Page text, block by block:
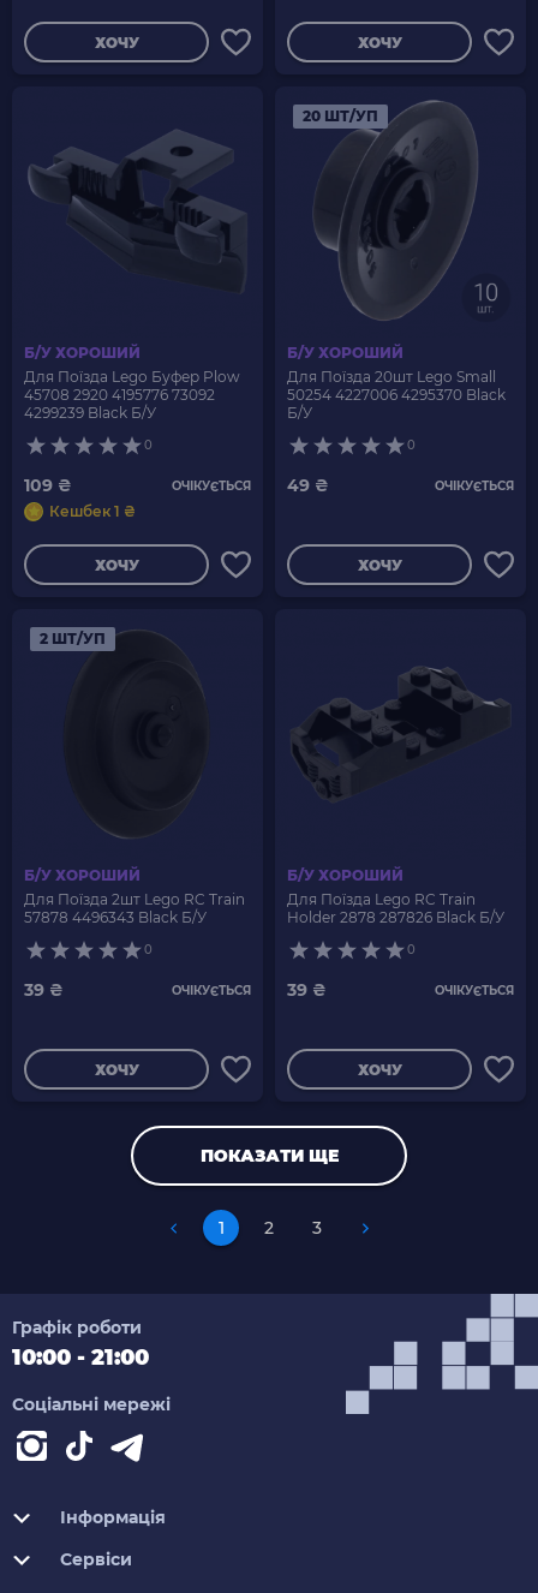
ХОЧУ ХОЧУ
Б/У ХОРОШИЙ
Для Поїзда Lego Буфер Plow
45708 2920 4195776 73092
4299239 Black Б/У
0
109 ₴ ОЧІКУЄТЬСЯ
Кешбек 1 ₴
ХОЧУ
20 ШТ/УП
Б/У ХОРОШИЙ
Для Поїзда 20шт Lego Small
50254 4227006 4295370 Black
Б/У
0
49 ₴ ОЧІКУЄТЬСЯ
ХОЧУ
2 ШТ/УП
Б/У ХОРОШИЙ
Для Поїзда 2шт Lego RC Train
57878 4496343 Black Б/У
0
39 ₴ ОЧІКУЄТЬСЯ
ХОЧУ
Б/У ХОРОШИЙ
Для Поїзда Lego RC Train
Holder 2878 287826 Black Б/У
0
39 ₴ ОЧІКУЄТЬСЯ
ХОЧУ
ПОКАЗАТИ ЩЕ
1 2 3
Графік роботи
10:00 - 21:00
Соціальні мережі
Інформація
Сервіси